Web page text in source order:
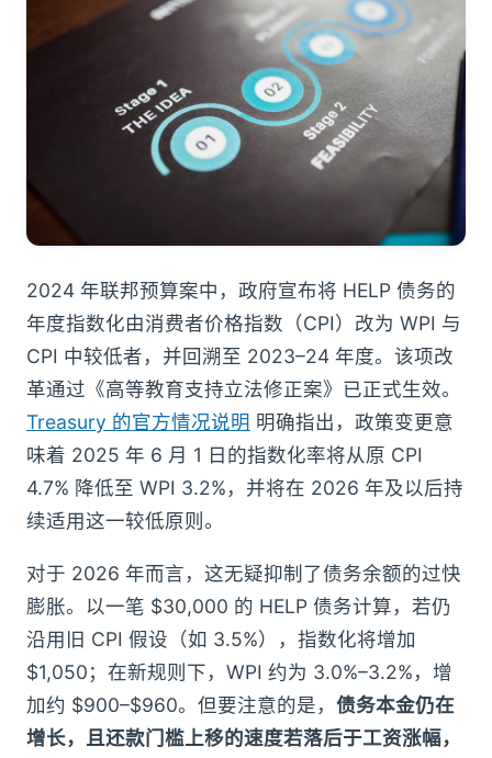
2024 年联邦预算案中，政府宣布将 HELP 债务的
年度指数化由消费者价格指数（CPI）改为 WPI 与
CPI 中较低者，并回溯至 2023–24 年度。该项改
革通过《高等教育支持立法修正案》已正式生效。
Treasury 的官方情况说明 明确指出，政策变更意
味着 2025 年 6 月 1 日的指数化率将从原 CPI
4.7% 降低至 WPI 3.2%，并将在 2026 年及以后持
续适用这一较低原则。
对于 2026 年而言，这无疑抑制了债务余额的过快
膨胀。以一笔 $30,000 的 HELP 债务计算，若仍
沿用旧 CPI 假设（如 3.5%），指数化将增加
$1,050；在新规则下，WPI 约为 3.0%–3.2%，增
加约 $900–$960。但要注意的是， 债务本金仍在
增长，且还款门槛上移的速度若落后于工资涨幅，